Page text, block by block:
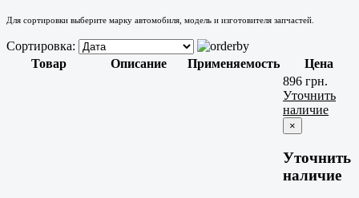
Для сортировки выберите марку автомобиля, модель и изготовителя запчастей.
Сортировка:
Товар
Описание Применяемость Цена
896 грн.
Уточнить
наличие
×
Уточнить
наличие